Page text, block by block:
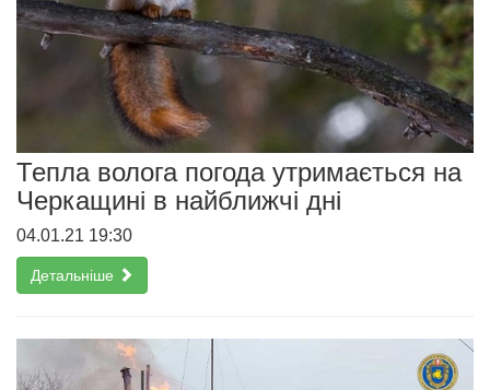
Тепла волога погода утримається на
Черкащині в найближчі дні
04.01.21 19:30
Детальніше